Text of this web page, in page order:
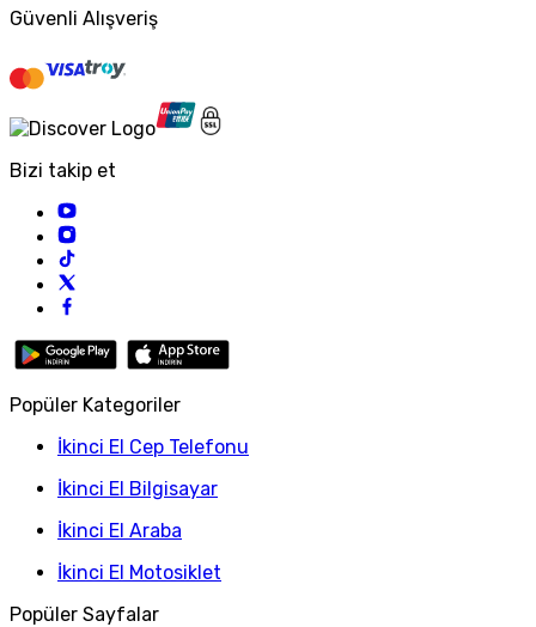
Güvenli Alışveriş
Bizi takip et
Popüler Kategoriler
İkinci El Cep Telefonu
İkinci El Bilgisayar
İkinci El Araba
İkinci El Motosiklet
Popüler Sayfalar